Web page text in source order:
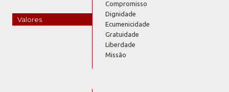
Valores
Compromisso
Dignidade
Ecumenicidade
Gratuidade
Liberdade
Missão